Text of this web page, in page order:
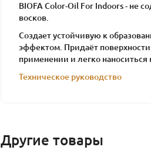
BIOFA Color-Oil For Indoors - не
восков.
Создает устойчивую к
эффектом. Придаёт поверхности
применении и легко
Техническое руководство
Другие товары